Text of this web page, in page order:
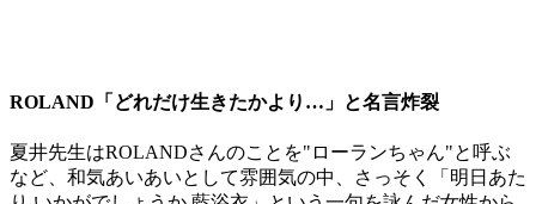
ROLAND「どれだけ生きたかより…」と名言炸裂
夏井先生はROLANDさんのことを"ローランちゃん"と呼ぶ
など、和気あいあいとして雰囲気の中、さっそく「明日あた